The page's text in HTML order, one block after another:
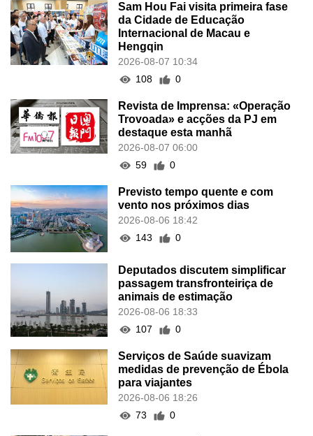
Sam Hou Fai visita primeira fase
da Cidade de Educação
Internacional de Macau e
Hengqin
2026-08-07 10:34
108
0
Revista de Imprensa: «Operação
Trovoada» e acções da PJ em
destaque esta manhã
2026-08-07 06:00
59
0
Previsto tempo quente e com
vento nos próximos dias
2026-08-06 18:42
143
0
Deputados discutem simplificar
passagem transfronteiriça de
animais de estimação
2026-08-06 18:33
107
0
Serviços de Saúde suavizam
medidas de prevenção de Ébola
para viajantes
2026-08-06 18:26
73
0